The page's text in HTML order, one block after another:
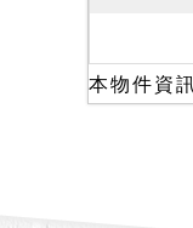
本物件資